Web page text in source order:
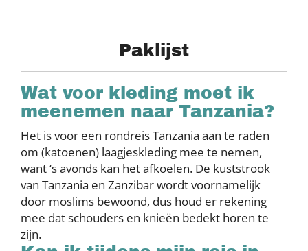
Paklijst
Wat voor kleding moet ik
meenemen naar Tanzania?
Het is voor een rondreis Tanzania aan te raden
om (katoenen) laagjeskleding mee te nemen,
want ‘s avonds kan het afkoelen. De kuststrook
van Tanzania en Zanzibar wordt voornamelijk
door moslims bewoond, dus houd er rekening
mee dat schouders en knieën bedekt horen te
zijn.